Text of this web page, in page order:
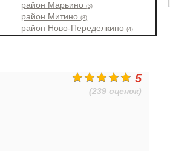
район Марьино(3)
район Митино(8)
район Ново-Переделкино(4)
5
(239 оценок)